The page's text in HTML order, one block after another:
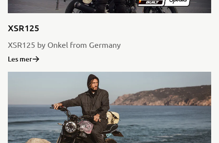
XSR125
XSR125 by Onkel from Germany
Les mer